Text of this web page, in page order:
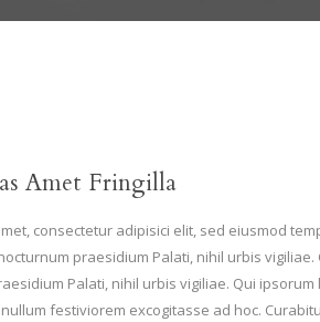
Amet Fringilla
consectetur adipisici elit, sed eiusmod
praesidium Palati, nihil urbis
Palati, nihil urbis vigiliae. Qui
festiviorem excogitasse ad hoc.